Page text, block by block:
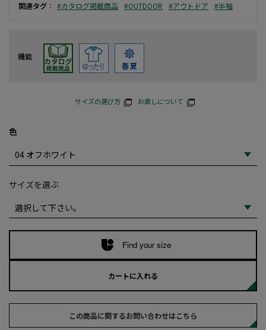
関連タグ ： #カタログ掲載商品 #OUTDOOR #アウトドア #半袖
機能
サイズの選び方 お直しについて
色
サイズを選ぶ
Find your size
カートに入れる
この商品に関するお問い合わせはこちら